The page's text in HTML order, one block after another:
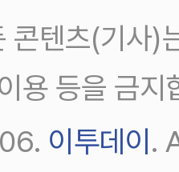
콘텐츠(기사)
용 등을 금지
이투데이.